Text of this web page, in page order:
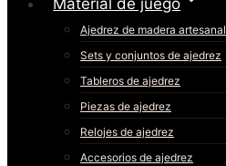
Material de juego
Ajedrez de madera artesanal
Sets y conjuntos de ajedrez
Tableros de ajedrez
Piezas de ajedrez
Relojes de ajedrez
Accesorios de ajedrez